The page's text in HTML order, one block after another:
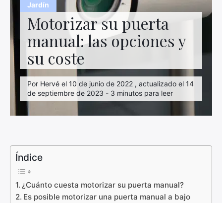
Jardín
Motorizar su puerta
manual: las opciones y
su coste
Por Hervé el 10 de junio de 2022 , actualizado el 14
de septiembre de 2023 - 3 minutos para leer
Índice
¿Cuánto cuesta motorizar su puerta manual?
Es posible motorizar una puerta manual a bajo